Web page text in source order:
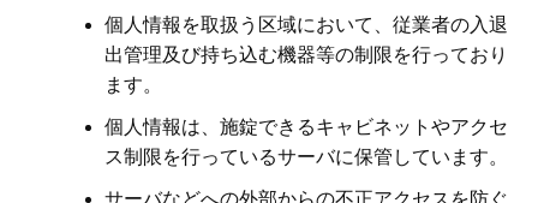
個人情報を取扱う区域において、従業者の入退
出管理及び持ち込む機器等の制限を行っており
ます。
個人情報は、施錠できるキャビネットやアクセ
ス制限を行っているサーバに保管しています。
サーバなどへの外部からの不正アクセスを防ぐ